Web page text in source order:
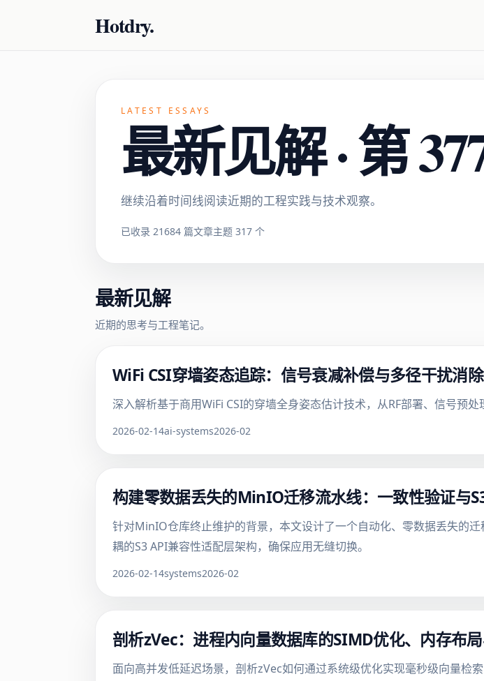
Hotdry.
LATEST ESSAYS
最新见解 · 第
继续沿着时间线阅读近期的工程实践与技术观察。
已收录 21684 篇文章主题 317 个
最新见解
近期的思考与工程笔记。
WiFi CSI穿墙姿态追踪：信号衰减补偿与多径干扰消
深入解析基于商用WiFi CSI的穿墙全身姿态估计技术，从RF部署、信号预
2026-02-14ai-systems2026-02
构建零数据丢失的MinIO迁移流水线：一致性验证与
针对MinIO仓库终止维护的背景，本文设计了一个自动化、零数据丢失的
耦的S3 API兼容性适配层架构，确保应用无缝切换。
2026-02-14systems2026-02
剖析zVec：进程内向量数据库的SIMD优化、内存布
面向高并发低延迟场景，剖析zVec如何通过系统级优化实现毫秒级向量检